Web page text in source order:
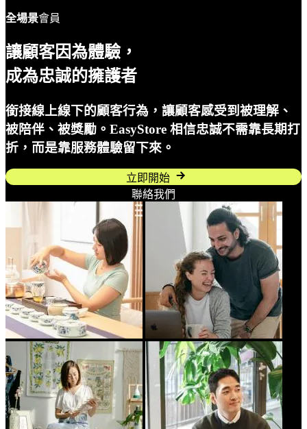
全場景會員
讓顧客因為體驗，
成為忠誠的擁護者
銜接線上線下的顧客行為，讓顧客感受到被理解、
被陪伴、被獎勵。EasyStore 相信忠誠不需靠長期打
折，而是靠服務體驗留下來。
立即開始
聯絡我們